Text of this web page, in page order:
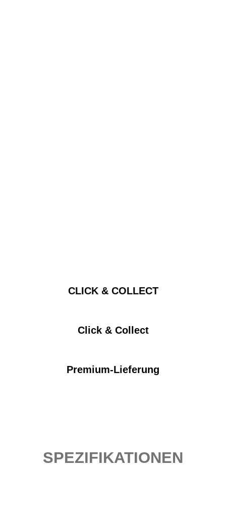
CLICK & COLLECT
Click & Collect
Premium-Lieferung
SPEZIFIKATIONEN